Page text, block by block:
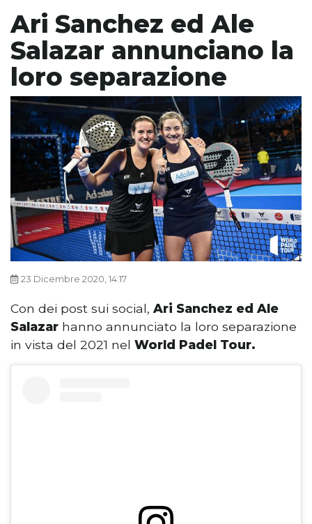
Ari Sanchez ed Ale
Salazar annunciano la
loro separazione
23 Dicembre 2020, 14:17
Con dei post sui social, Ari Sanchez ed Ale
Salazar hanno annunciato la loro separazione
in vista del 2021 nel World Padel Tour.